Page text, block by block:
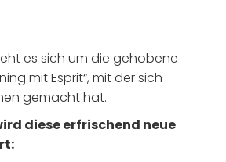
es sich um die gehobene
mit Esprit“, mit der sich
gemacht hat.
diese erfrischend neue